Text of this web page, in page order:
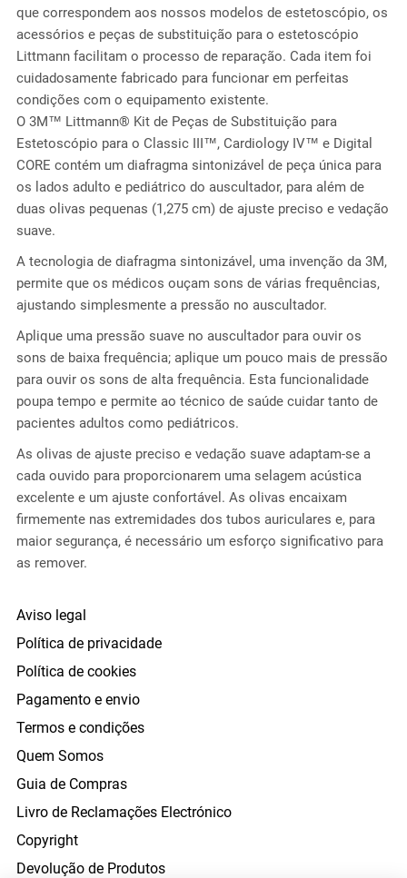
que correspondem aos nossos modelos de estetoscópio, os
acessórios e peças de substituição para o estetoscópio
Littmann facilitam o processo de reparação. Cada item foi
cuidadosamente fabricado para funcionar em perfeitas
condições com o equipamento existente.
O 3M™ Littmann® Kit de Peças de Substituição para
Estetoscópio para o Classic III™, Cardiology IV™ e Digital
CORE contém um diafragma sintonizável de peça única para
os lados adulto e pediátrico do auscultador, para além de
duas olivas pequenas (1,275 cm) de ajuste preciso e vedação
suave.
A tecnologia de diafragma sintonizável, uma invenção da 3M,
permite que os médicos ouçam sons de várias frequências,
ajustando simplesmente a pressão no auscultador.
Aplique uma pressão suave no auscultador para ouvir os
sons de baixa frequência; aplique um pouco mais de pressão
para ouvir os sons de alta frequência. Esta funcionalidade
poupa tempo e permite ao técnico de saúde cuidar tanto de
pacientes adultos como pediátricos.
As olivas de ajuste preciso e vedação suave adaptam-se a
cada ouvido para proporcionarem uma selagem acústica
excelente e um ajuste confortável. As olivas encaixam
firmemente nas extremidades dos tubos auriculares e, para
maior segurança, é necessário um esforço significativo para
as remover.
Aviso legal
Política de privacidade
Política de cookies
Pagamento e envio
Termos e condições
Quem Somos
Guia de Compras
Livro de Reclamações Electrónico
Copyright
Devolução de Produtos